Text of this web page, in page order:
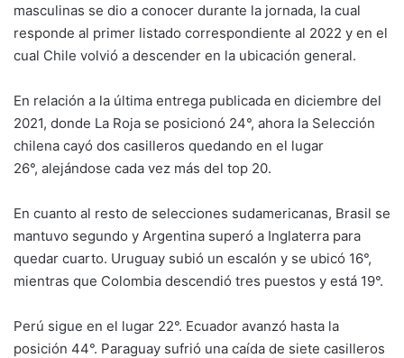
masculinas se dio a conocer durante la jornada, la cual
responde al primer listado correspondiente al 2022 y en el
cual Chile volvió a descender en la ubicación general.
En relación a la última entrega publicada en diciembre del
2021, donde La Roja se posicionó 24°, ahora la Selección
chilena cayó dos casilleros quedando en el lugar
26°, alejándose cada vez más del top 20.
En cuanto al resto de selecciones sudamericanas, Brasil se
mantuvo segundo y Argentina superó a Inglaterra para
quedar cuarto. Uruguay subió un escalón y se ubicó 16°,
mientras que Colombia descendió tres puestos y está 19°.
Perú sigue en el lugar 22°. Ecuador avanzó hasta la
posición 44°. Paraguay sufrió una caída de siete casilleros